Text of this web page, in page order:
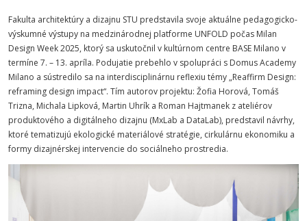
Fakulta architektúry a dizajnu STU predstavila svoje aktuálne pedagogicko-
výskumné výstupy na medzinárodnej platforme UNFOLD počas Milan
Design Week 2025, ktorý sa uskutočnil v kultúrnom centre BASE Milano v
termíne 7. – 13. apríla. Podujatie prebehlo v spolupráci s Domus Academy
Milano a sústredilo sa na interdisciplinárnu reflexiu témy „Reaffirm Design:
reframing design impact“. Tím autorov projektu: Žofia Horová, Tomáš
Trizna, Michala Lipková, Martin Uhrík a Roman Hajtmanek z ateliérov
produktového a digitálneho dizajnu (MxLab a DataLab), predstavil návrhy,
ktoré tematizujú ekologické materiálové stratégie, cirkulárnu ekonomiku a
formy dizajnérskej intervencie do sociálneho prostredia.